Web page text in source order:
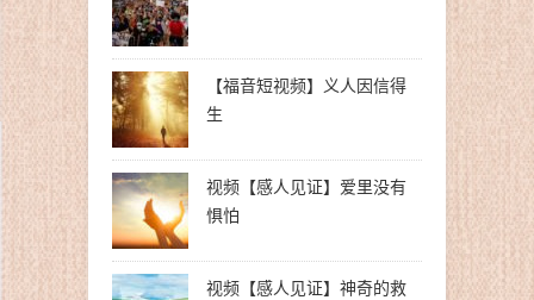
【福音短视频】义人因信得
生
视频【感人见证】爱里没有
惧怕
视频【感人见证】神奇的救